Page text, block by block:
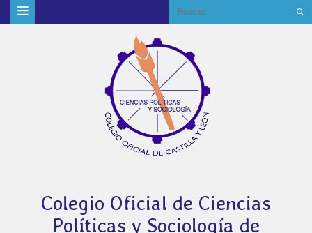
Colegio Oficial de Ciencias
Políticas y Sociología de